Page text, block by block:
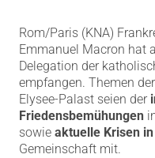
Rom/Paris (KNA)
Emmanuel Macron hat
Delegation der
empfangen. Themen
Elysee-Palast seien der
Friedensbemühungen
sowie aktuelle Krisen in
Gemeinschaft mit.